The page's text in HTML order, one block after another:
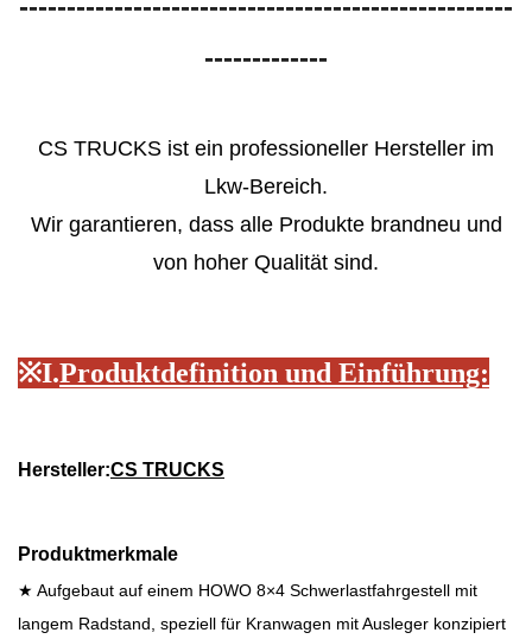
----------------------------------------------------
-------------
CS TRUCKS ist ein professioneller Hersteller im
Lkw-Bereich.
Wir garantieren, dass alle Produkte brandneu und
von hoher Qualität sind.
※I.Produktdefinition und Einführung:
Hersteller:CS TRUCKS
Produktmerkmale
★ Aufgebaut auf einem HOWO 8×4 Schwerlastfahrgestell mit
langem Radstand, speziell für Kranwagen mit Ausleger konzipiert